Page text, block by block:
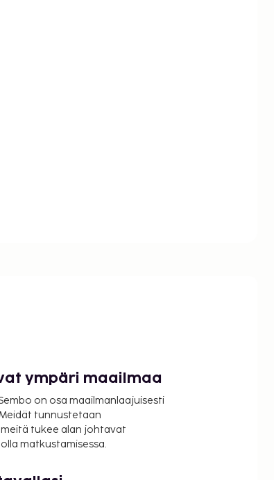
ympäri maailmaa
on osa maailmanlaajuisesti
tunnustetaan
tukee alan johtavat
matkustamisessa.